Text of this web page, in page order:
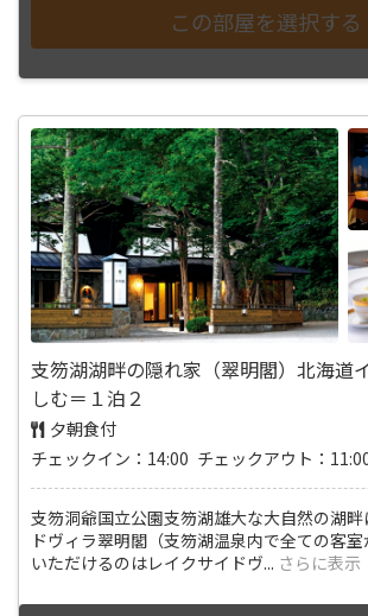
支笏湖湖畔の隠れ家（翠明閣）北海道
しむ＝１泊２
夕朝食付
チェックイン：14:00 チェックアウト：
支笏洞爺国立公園支笏湖雄大な大自然の湖
ドヴィラ翠明閣（支笏湖温泉内で全ての客
いただけるのはレイクサイドヴ... さらに表示